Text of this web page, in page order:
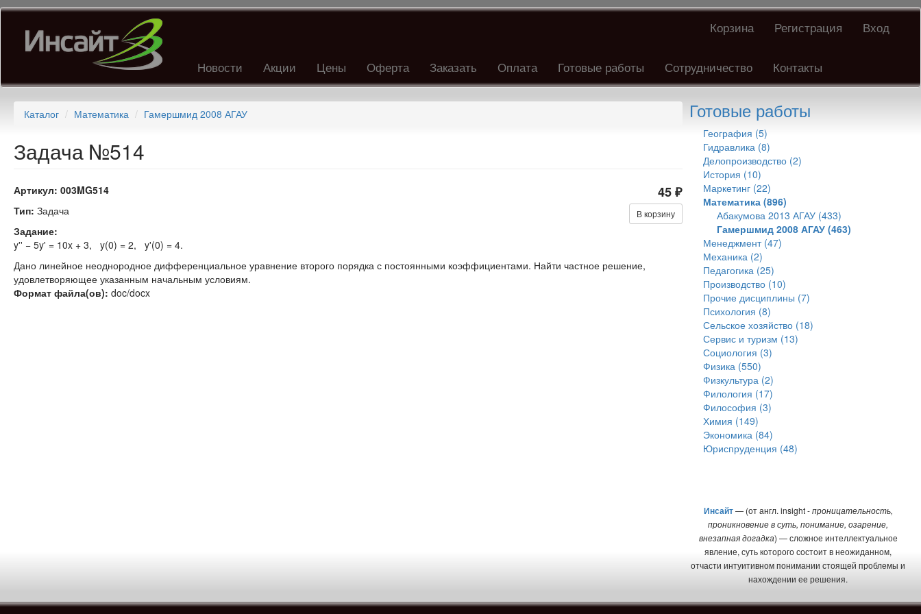
Перейти
основному
содержанию
Корзина Регистрация Вход
Новости Акции Цены Оферта Заказать Оплата Готовые работы Сотрудничество Контакты
Каталог Математика Гамершмид 2008 АГАУ
Задача №514
Артикул: 003MG514 45 ₽
В корзину
Тип: Задача
Задание:
y'' − 5y' = 10x + 3, y(0) = 2, y'(0) = 4.
Дано линейное неоднородное дифференциальное уравнение второго порядка с постоянными коэффициентами. Найти частное решение,
удовлетворяющее указанным начальным условиям.
Формат файла(ов): doc/docx
Готовые работы
География (5)
Гидравлика (8)
Делопроизводство (2)
История (10)
Маркетинг (22)
Математика (896)
Абакумова 2013 АГАУ (433)
Гамершмид 2008 АГАУ (463)
Менеджмент (47)
Механика (2)
Педагогика (25)
Производство (10)
Прочие дисциплины (7)
Психология (8)
Сельское хозяйство (18)
Сервис и туризм (13)
Социология (3)
Физика (550)
Физкультура (2)
Филология (17)
Философия (3)
Химия (149)
Экономика (84)
Юриспруденция (48)
Инсайт— (от англ. insight -проницательность,
проникновение в суть, понимание, озарение,
внезапная догадка) — сложное интеллектуальное
явление, суть которого состоит в неожиданном,
отчасти интуитивном понимании стоящей проблемы и
нахождении ее решения.